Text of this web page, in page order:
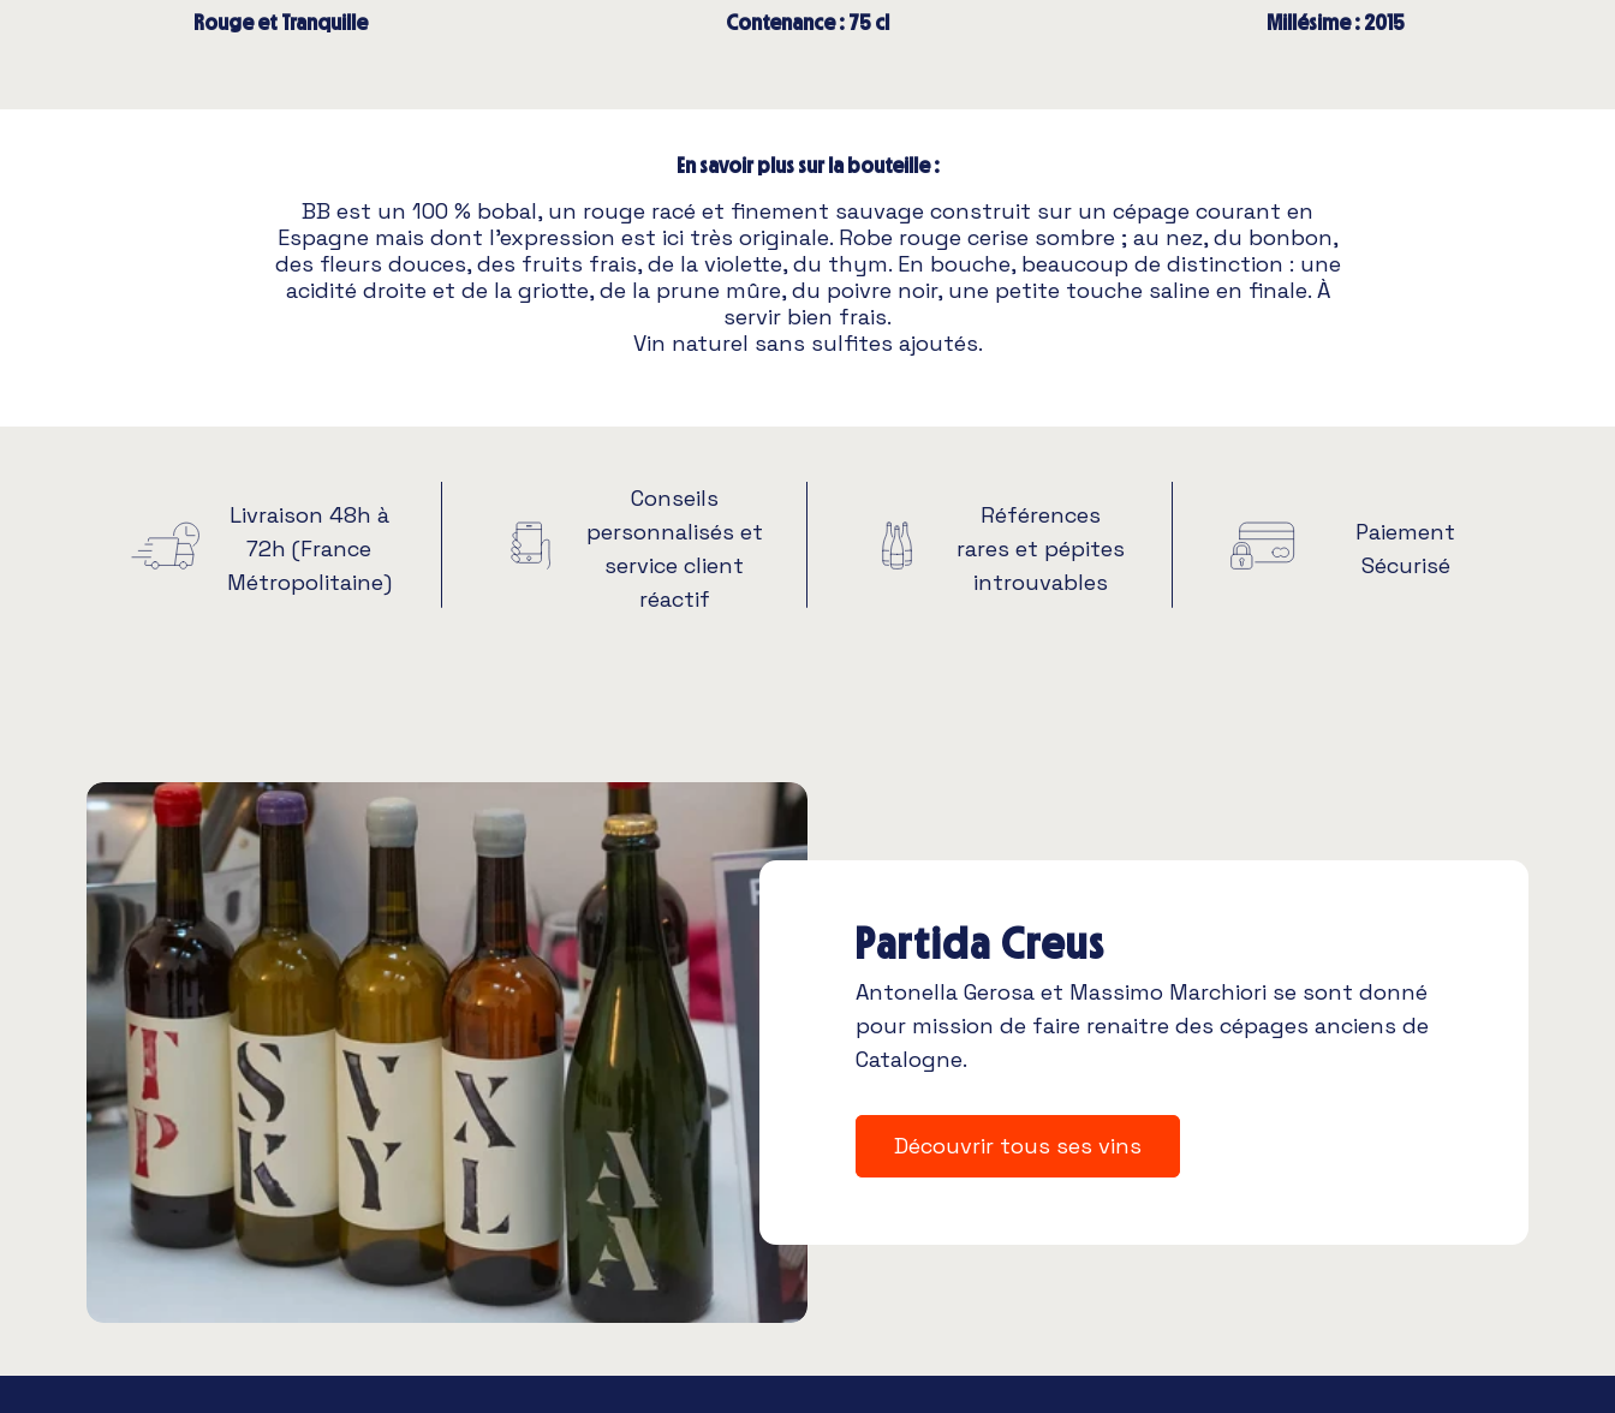
Rouge et Tranquille Contenance : 75 cl Millésime : 2015
En savoir plus sur la bouteille :
BB est un 100 % bobal, un rouge racé et finement sauvage construit sur un cépage courant en
Espagne mais dont l’expression est ici très originale. Robe rouge cerise sombre ; au nez, du bonbon,
des fleurs douces, des fruits frais, de la violette, du thym. En bouche, beaucoup de distinction : une
acidité droite et de la griotte, de la prune mûre, du poivre noir, une petite touche saline en finale. À
servir bien frais.
Vin naturel sans sulfites ajoutés.
Livraison 48h à
72h (France
Métropolitaine)
Conseils
personnalisés et
service client
réactif
Références
rares et pépites
introuvables
Paiement
Sécurisé
Partida Creus
Antonella Gerosa et Massimo Marchiori se sont donné
pour mission de faire renaitre des cépages anciens de
Catalogne.
Découvrir tous ses vins